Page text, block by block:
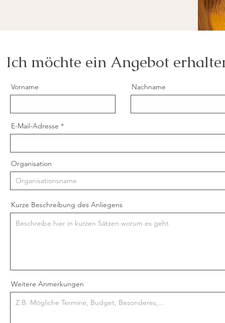
Ich möchte ein Angebot
Vorname Nachname
E-Mail-Adresse
Organisation
Kurze Beschreibung des Anliegens
Weitere Anmerkungen